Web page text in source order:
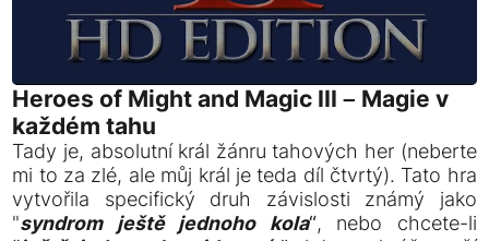
Heroes of Might and Magic III – Magie v
každém tahu
Tady je, absolutní král žánru tahových her (neberte
mi to za zlé, ale můj král je teda díl čtvrtý). Tato hra
vytvořila specifický druh závislosti známý jako
"syndrom ještě jednoho kola“, nebo chcete-li